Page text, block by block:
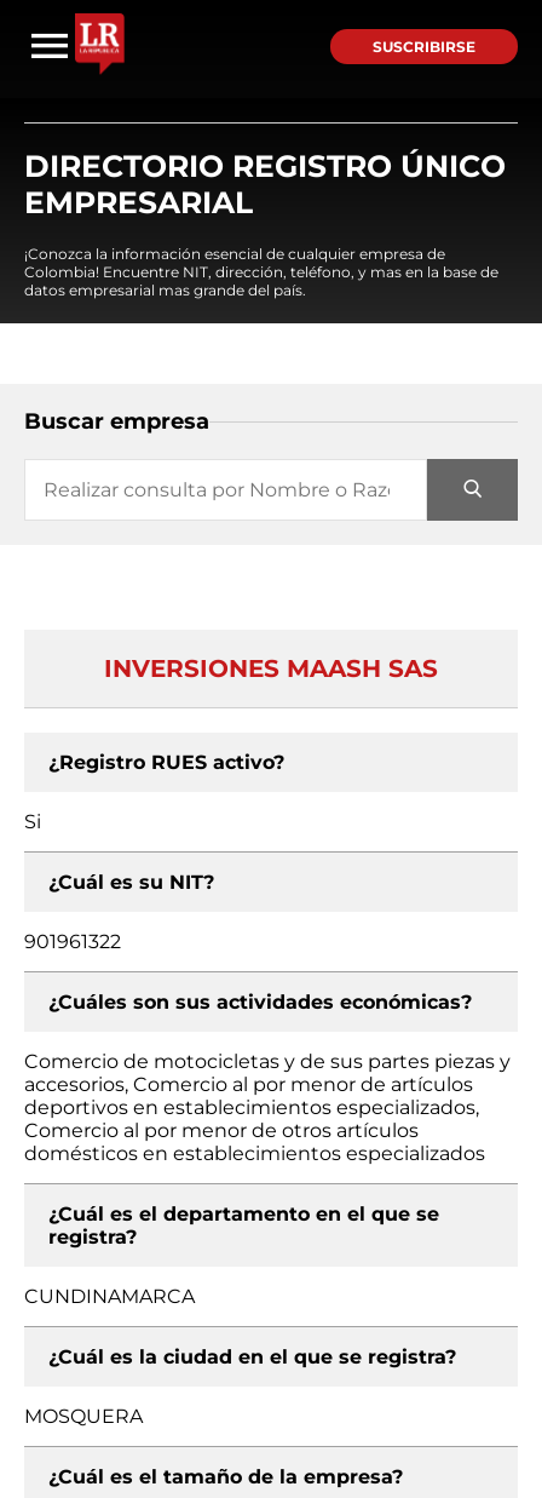
SUSCRIBIRSE
DIRECTORIO REGISTRO ÚNICO
EMPRESARIAL
¡Conozca la información esencial de cualquier empresa de
Colombia! Encuentre NIT, dirección, teléfono, y mas en la base de
datos empresarial mas grande del país.
Buscar empresa
INVERSIONES MAASH SAS
¿Registro RUES activo?
Si
¿Cuál es su NIT?
901961322
¿Cuáles son sus actividades económicas?
Comercio de motocicletas y de sus partes piezas y
accesorios, Comercio al por menor de artículos
deportivos en establecimientos especializados,
Comercio al por menor de otros artículos
domésticos en establecimientos especializados
¿Cuál es el departamento en el que se
registra?
CUNDINAMARCA
¿Cuál es la ciudad en el que se registra?
MOSQUERA
¿Cuál es el tamaño de la empresa?